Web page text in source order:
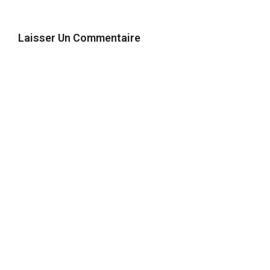
Laisser Un Commentaire